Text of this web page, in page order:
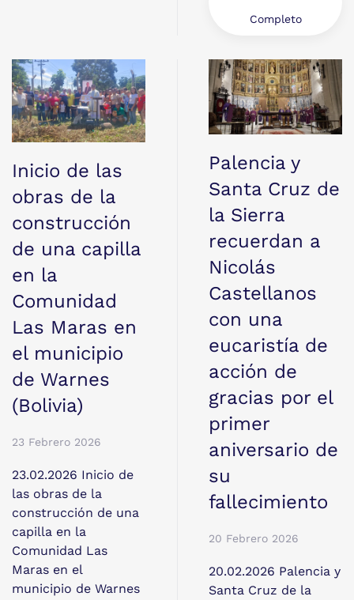
Completo
Inicio de las
obras de la
construcción
de una capilla
en la
Comunidad
Las Maras en
el municipio
de Warnes
(Bolivia)
23 Febrero 2026
23.02.2026 Inicio de
las obras de la
construcción de una
capilla en la
Comunidad Las
Maras en el
municipio de Warnes
Palencia y
Santa Cruz de
la Sierra
recuerdan a
Nicolás
Castellanos
con una
eucaristía de
acción de
gracias por el
primer
aniversario de
su
fallecimiento
20 Febrero 2026
20.02.2026 Palencia y
Santa Cruz de la